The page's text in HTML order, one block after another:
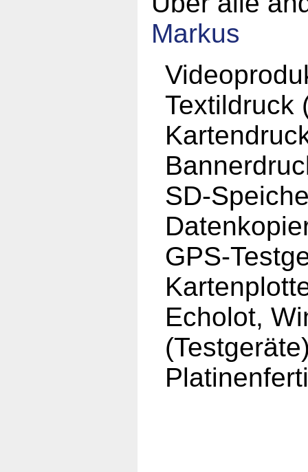
Markus
Textildruck
SD-
GPS-
Echolot,